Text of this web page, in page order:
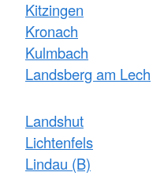
Kitzingen
Kronach
Kulmbach
Landsberg am Lech
Landshut
Lichtenfels
Lindau (B)